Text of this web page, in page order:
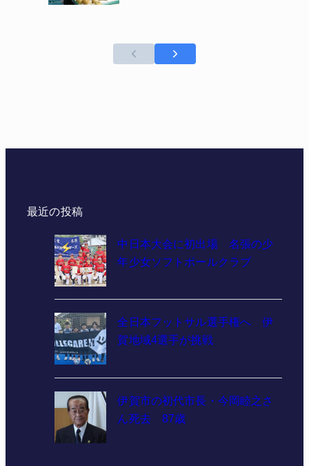
最近の投稿
中日本大会に初出場 名張の少
年少女ソフトボールクラブ
全日本フットサル選手権へ 伊
賀地域4選手が挑戦
伊賀市の初代市長・今岡睦之さ
ん死去 87歳